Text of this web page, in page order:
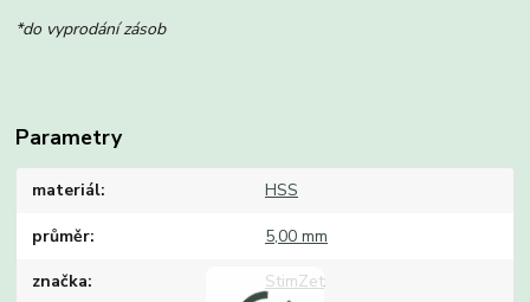
*do vyprodání zásob
Parametry
materiál HSS
průměr 5,00 mm
značka StimZet